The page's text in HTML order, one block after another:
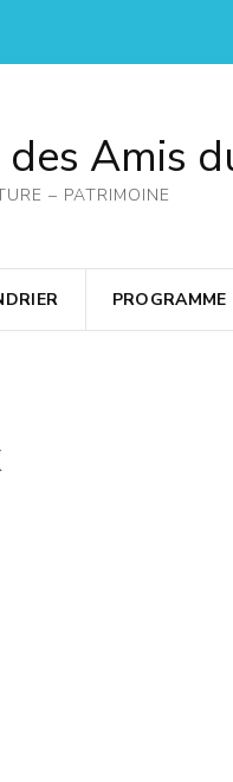
Amis
– PATRIMOINE
PROGRAMME